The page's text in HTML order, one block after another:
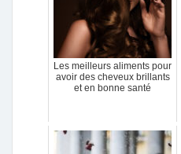
Les meilleurs aliments pour
avoir des cheveux brillants
et en bonne santé